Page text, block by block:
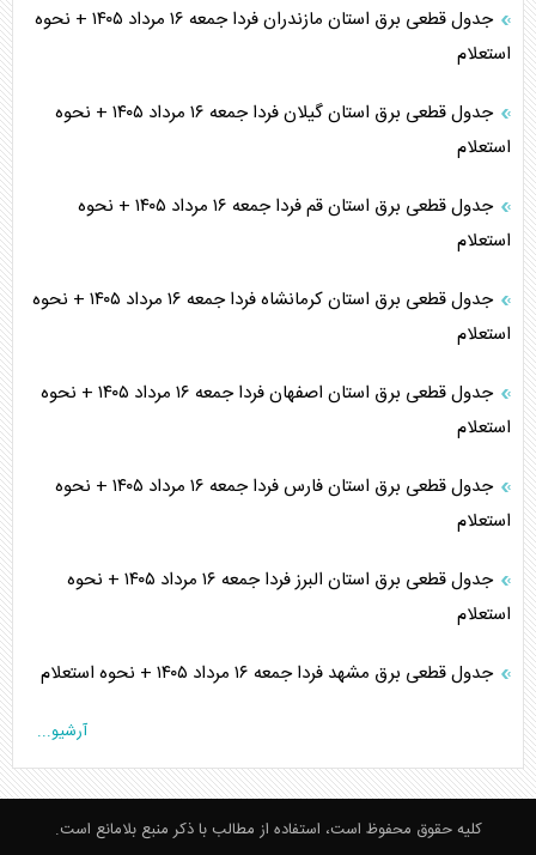
جدول قطعی برق استان مازندران فردا جمعه ۱۶ مرداد ۱۴۰۵ + نحوه
استعلام
جدول قطعی برق استان گیلان فردا جمعه ۱۶ مرداد ۱۴۰۵ + نحوه
استعلام
جدول قطعی برق استان قم فردا جمعه ۱۶ مرداد ۱۴۰۵ + نحوه
استعلام
جدول قطعی برق استان کرمانشاه فردا جمعه ۱۶ مرداد ۱۴۰۵ + نحوه
استعلام
جدول قطعی برق استان اصفهان فردا جمعه ۱۶ مرداد ۱۴۰۵ + نحوه
استعلام
جدول قطعی برق استان فارس فردا جمعه ۱۶ مرداد ۱۴۰۵ + نحوه
استعلام
جدول قطعی برق استان البرز فردا جمعه ۱۶ مرداد ۱۴۰۵ + نحوه
استعلام
جدول قطعی برق مشهد فردا جمعه ۱۶ مرداد ۱۴۰۵ + نحوه استعلام
آرشیو...
کلیه حقوق محفوظ است، استفاده از مطالب با ذکر منبع بلامانع است.